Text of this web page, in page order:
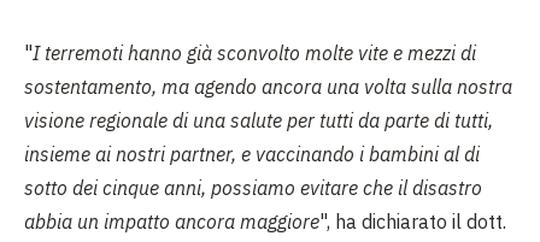
"I terremoti hanno già sconvolto molte vite e mezzi di
sostentamento, ma agendo ancora una volta sulla nostra
visione regionale di una salute per tutti da parte di tutti,
insieme ai nostri partner, e vaccinando i bambini al di
sotto dei cinque anni, possiamo evitare che il disastro
abbia un impatto ancora maggiore", ha dichiarato il dott.